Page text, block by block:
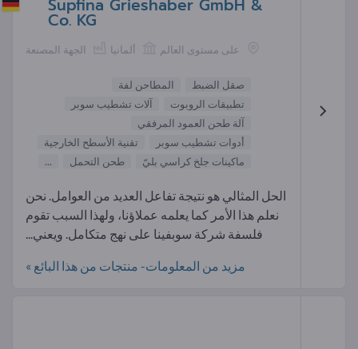
Supfina Grieshaber GmbH &
Co. KG
الجهة المصنعة ألمانيا على مستوى العالم
صقل الضبط
المطاحن لفة
تطبيقات الروبوت
آلات تشطيب سوبر
آلة طحن العمود المرفقي
أدوات تشطيب سوبر
تقنية الأسطح الخارجية
ماكينات جلخ كراسي بليّ
طحن التحمل ...
الحل المثالي هو نتيجة تفاعل العديد من العوامل. نحن
نعلم هذا الأمر كما يعلمه عملاؤنا، ولهذا السبب تقوم
فلسفة شركة سوبفينا على نهج متكامل. ويعني...
مزيد من المعلومات- منتجات من هذا البائع »